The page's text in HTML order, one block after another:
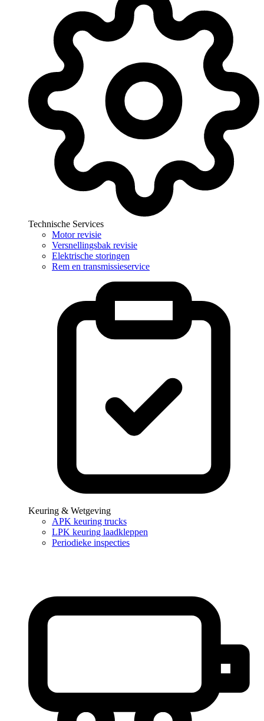
Technische Services
Motor revisie
Versnellingsbak revisie
Elektrische storingen
Rem en transmissieservice
Keuring & Wetgeving
APK keuring trucks
LPK keuring laadkleppen
Periodieke inspecties